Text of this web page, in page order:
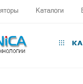
Каталоги